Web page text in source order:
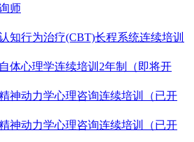
师
知行为治疗(CBT)长程系统连续培训
体心理学连续培训2年制（即将开
精神动力学心理咨询连续培训（已开
精神动力学心理咨询连续培训（已开